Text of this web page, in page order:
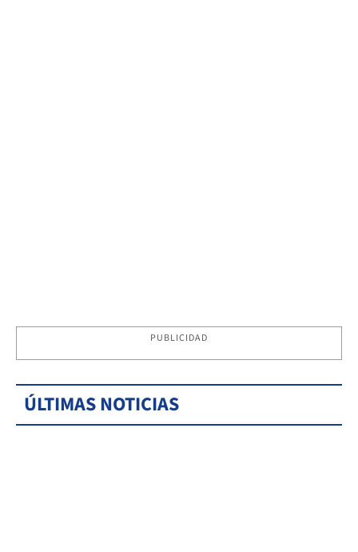
PUBLICIDAD
ÚLTIMAS NOTICIAS